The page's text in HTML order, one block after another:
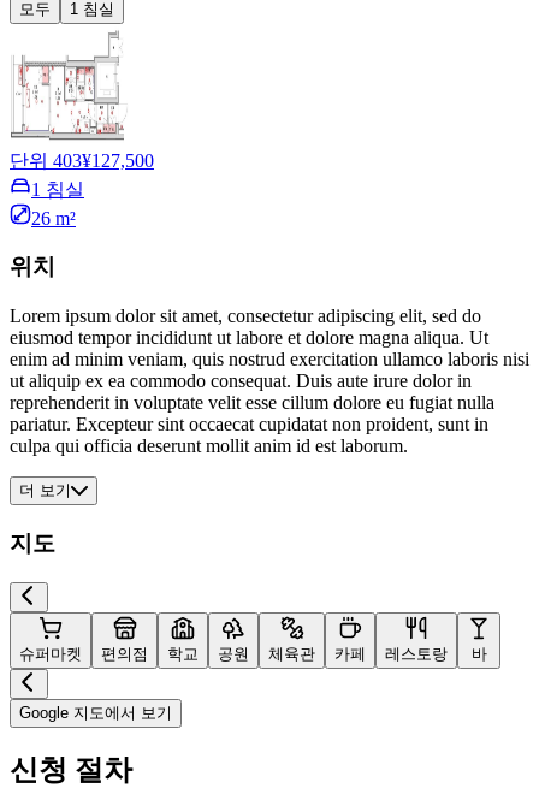
모두 1 침실
단위 403¥127,500
1 침실
26 m²
위치
Lorem ipsum dolor sit amet, consectetur adipiscing elit, sed do
eiusmod tempor incididunt ut labore et dolore magna aliqua. Ut
enim ad minim veniam, quis nostrud exercitation ullamco laboris nisi
ut aliquip ex ea commodo consequat. Duis aute irure dolor in
reprehenderit in voluptate velit esse cillum dolore eu fugiat nulla
pariatur. Excepteur sint occaecat cupidatat non proident, sunt in
culpa qui officia deserunt mollit anim id est laborum.
더 보기
지도
슈퍼마켓 편의점 학교 공원 체육관 카페 레스토랑 바
Google 지도에서 보기
신청 절차